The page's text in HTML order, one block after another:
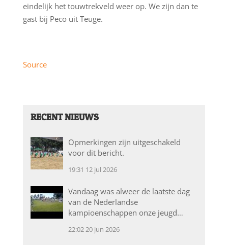
eindelijk het touwtrekveld weer op. We zijn dan te
gast bij Peco uit Teuge.
Source
RECENT NIEUWS
Opmerkingen zijn uitgeschakeld
voor dit bericht.
19:31 12 jul 2026
Vandaag was alweer de laatste dag
van de Nederlandse
kampioenschappen onze jeugd…
22:0220 jun 2026